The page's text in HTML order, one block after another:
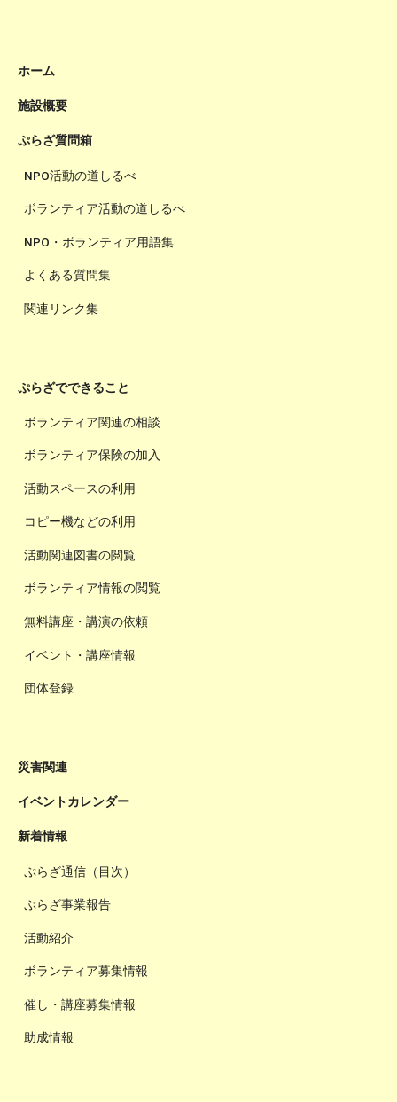
ホーム
施設概要
ぷらざ質問箱
NPO活動の道しるべ
ボランティア活動の道しるべ
NPO・ボランティア用語集
よくある質問集
関連リンク集
ぷらざでできること
ボランティア関連の相談
ボランティア保険の加入
活動スペースの利用
コピー機などの利用
活動関連図書の閲覧
ボランティア情報の閲覧
無料講座・講演の依頼
イベント・講座情報
団体登録
災害関連
イベントカレンダー
新着情報
ぷらざ通信（目次）
ぷらざ事業報告
活動紹介
ボランティア募集情報
催し・講座募集情報
助成情報